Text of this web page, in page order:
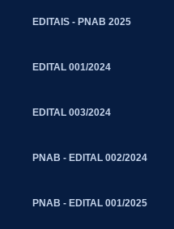
EDITAIS - PNAB 2025
EDITAL 001/2024
EDITAL 003/2024
PNAB - EDITAL 002/2024
PNAB - EDITAL 001/2025